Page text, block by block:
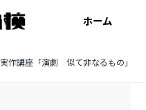
ホーム
実作講座「演劇 似て非なるもの」